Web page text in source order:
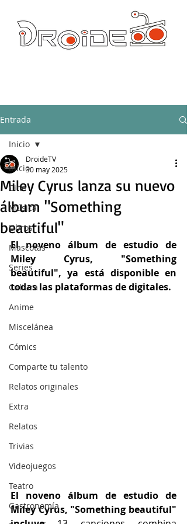
Entrada
Inicio
Cine
Música
Libros
Mascotas
Series
Cultura
Anime
Miscelánea
Cómics
Comparte tu talento
Relatos originales
Extra
Relatos
Trivias
Videojuegos
Teatro
Gastronomía
Inicio
Miley Cyrus lanza su nuevo
álbum "Something
beautiful"
DroideTV
30 may 2025
El noveno álbum de estudio de
Miley Cyrus, "Something
beautiful", ya está disponible en
todas las plataformas de digitales.
El noveno álbum de estudio de
Miley Cyrus, "Something beautiful"